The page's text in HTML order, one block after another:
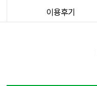
이용후기